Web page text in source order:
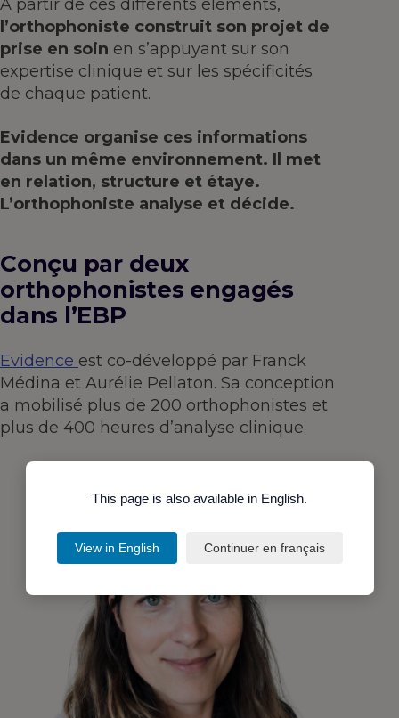
À partir de ces différents éléments,
l’orthophoniste construit son projet de
prise en soin en s’appuyant sur son
expertise clinique et sur les spécificités
de chaque patient.
Evidence organise ces informations
dans un même environnement. Il met
en relation, structure et étaye.
L’orthophoniste analyse et décide.
Conçu par deux
orthophonistes engagés
dans l’EBP
Evidence est co-développé par Franck
Médina et Aurélie Pellaton. Sa conception
a mobilisé plus de 200 orthophonistes et
plus de 400 heures d’analyse clinique.
This page is also available in English.
View in English Continuer en français